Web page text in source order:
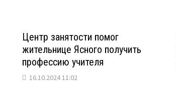
Центр занятости помог
жительнице Ясного получить
профессию учителя
16.10.2024 11:02